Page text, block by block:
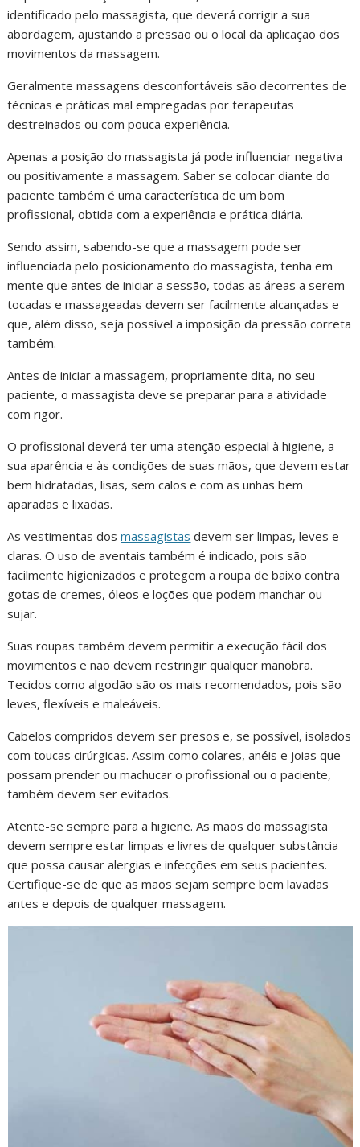
identificado pelo massagista, que deverá corrigir a sua
abordagem, ajustando a pressão ou o local da aplicação dos
movimentos da massagem.
Geralmente massagens desconfortáveis são decorrentes de
técnicas e práticas mal empregadas por terapeutas
destreinados ou com pouca experiência.
Apenas a posição do massagista já pode influenciar negativa
ou positivamente a massagem. Saber se colocar diante do
paciente também é uma característica de um bom
profissional, obtida com a experiência e prática diária.
Sendo assim, sabendo-se que a massagem pode ser
influenciada pelo posicionamento do massagista, tenha em
mente que antes de iniciar a sessão, todas as áreas a serem
tocadas e massageadas devem ser facilmente alcançadas e
que, além disso, seja possível a imposição da pressão correta
também.
Antes de iniciar a massagem, propriamente dita, no seu
paciente, o massagista deve se preparar para a atividade
com rigor.
O profissional deverá ter uma atenção especial à higiene, a
sua aparência e às condições de suas mãos, que devem estar
bem hidratadas, lisas, sem calos e com as unhas bem
aparadas e lixadas.
As vestimentas dosmassagistas devem ser limpas, leves e
claras. O uso de aventais também é indicado, pois são
facilmente higienizados e protegem a roupa de baixo contra
gotas de cremes, óleos e loções que podem manchar ou
sujar.
Suas roupas também devem permitir a execução fácil dos
movimentos e não devem restringir qualquer manobra.
Tecidos como algodão são os mais recomendados, pois são
leves, flexíveis e maleáveis.
Cabelos compridos devem ser presos e, se possível, isolados
com toucas cirúrgicas. Assim como colares, anéis e joias que
possam prender ou machucar o profissional ou o paciente,
também devem ser evitados.
Atente-se sempre para a higiene. As mãos do massagista
devem sempre estar limpas e livres de qualquer substância
que possa causar alergias e infecções em seus pacientes.
Certifique-se de que as mãos sejam sempre bem lavadas
antes e depois de qualquer massagem.